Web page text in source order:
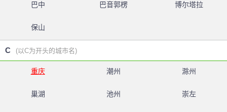
巴中 巴音郭楞 博尔塔拉
保山
C (以C为开头的城市名)
重庆 潮州 滁州
巢湖 池州 崇左